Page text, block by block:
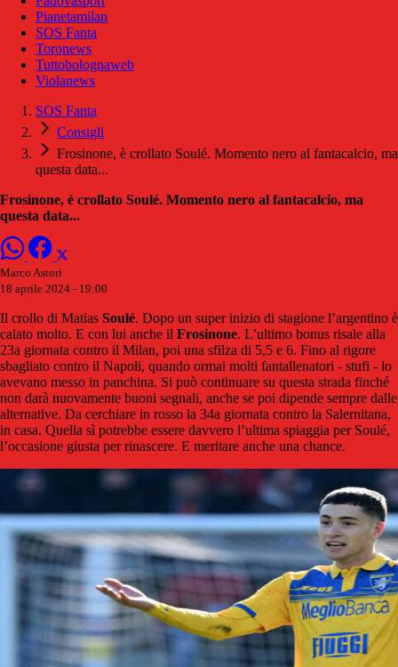
Pianetamilan
SOS Fanta
Toronews
Tuttobolognaweb
Violanews
SOS Fanta
Consigli
Frosinone, è crollato Soulé. Momento nero al fantacalcio, ma
questa data...
Frosinone, è crollato Soulé. Momento nero al fantacalcio, ma
questa data...
Marco Astori
18 aprile 2024 - 19:00
Il crollo di Matias Soulé. Dopo un super inizio di stagione l’argentino è
calato molto. E con lui anche il Frosinone. L’ultimo bonus risale alla
23a giornata contro il Milan, poi una sfilza di 5,5 e 6. Fino al rigore
sbagliato contro il Napoli, quando ormai molti fantallenatori - stufi - lo
avevano messo in panchina. Si può continuare su questa strada finché
non darà nuovamente buoni segnali, anche se poi dipende sempre dalle
alternative. Da cerchiare in rosso la 34a giornata contro la Salernitana,
in casa. Quella sì potrebbe essere davvero l’ultima spiaggia per Soulé,
l’occasione giusta per rinascere. E meritare anche una chance.